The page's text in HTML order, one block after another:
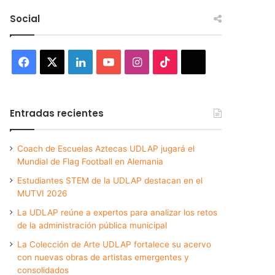
Social
Facebook LinkedInYouTubeInstagram
Entradas recientes
Coach de Escuelas Aztecas UDLAP jugará el
Mundial de Flag Football en Alemania
Estudiantes STEM de la UDLAP destacan en el
MUTVI 2026
La UDLAP reúne a expertos para analizar los retos
de la administración pública municipal
La Colección de Arte UDLAP fortalece su acervo
con nuevas obras de artistas emergentes y
consolidados